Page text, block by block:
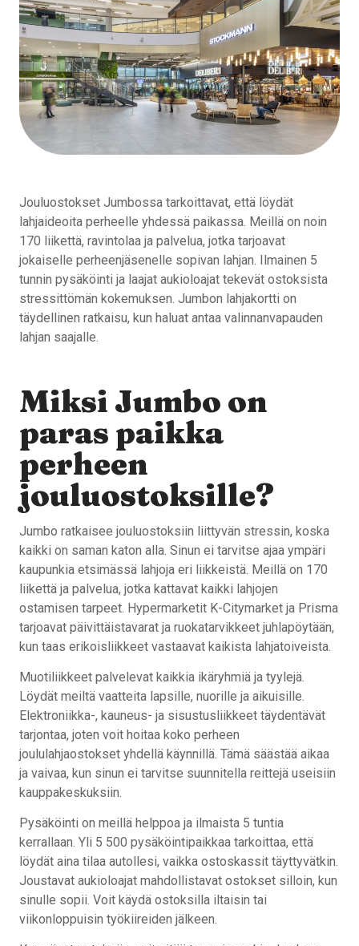
Jouluostokset Jumbossa tarkoittavat, että löydät
lahjaideoita perheelle yhdessä paikassa. Meillä on noin
170 liikettä, ravintolaa ja palvelua, jotka tarjoavat
jokaiselle perheenjäsenelle sopivan lahjan. Ilmainen 5
tunnin pysäköinti ja laajat aukioloajat tekevät ostoksista
stressittömän kokemuksen. Jumbon lahjakortti on
täydellinen ratkaisu, kun haluat antaa valinnanvapauden
lahjan saajalle.
Miksi Jumbo on
paras paikka
perheen
jouluostoksille?
Jumbo ratkaisee jouluostoksiin liittyvän stressin, koska
kaikki on saman katon alla. Sinun ei tarvitse ajaa ympäri
kaupunkia etsimässä lahjoja eri liikkeistä. Meillä on 170
liikettä ja palvelua, jotka kattavat kaikki lahjojen
ostamisen tarpeet. Hypermarketit K-Citymarket ja Prisma
tarjoavat päivittäistavarat ja ruokatarvikkeet juhlapöytään,
kun taas erikoisliikkeet vastaavat kaikista lahjatoiveista.
Muotiliikkeet palvelevat kaikkia ikäryhmiä ja tyylejä.
Löydät meiltä vaatteita lapsille, nuorille ja aikuisille.
Elektroniikka-, kauneus- ja sisustusliikkeet täydentävät
tarjontaa, joten voit hoitaa koko perheen
joululahjaostokset yhdellä käynnillä. Tämä säästää aikaa
ja vaivaa, kun sinun ei tarvitse suunnitella reittejä useisiin
kauppakeskuksiin.
Pysäköinti on meillä helppoa ja ilmaista 5 tuntia
kerrallaan. Yli 5 500 pysäköintipaikkaa tarkoittaa, että
löydät aina tilaa autollesi, vaikka ostoskassit täyttyvätkin.
Joustavat aukioloajat mahdollistavat ostokset silloin, kun
sinulle sopii. Voit käydä ostoksilla iltaisin tai
viikonloppuisin työkiireiden jälkeen.